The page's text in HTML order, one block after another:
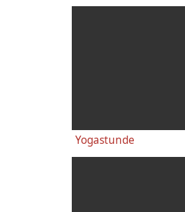
Yogastunde